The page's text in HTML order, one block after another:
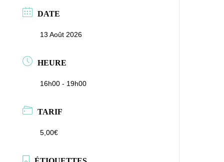
DATE
13 Août 2026
HEURE
16h00 - 19h00
TARIF
5,00€